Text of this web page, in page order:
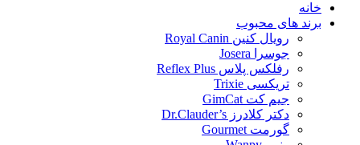
خانه
برند های محبوب
رویال کنین Royal Canin
جوسرا Josera
رفلکس پلاس Reflex Plus
تریکسی Trixie
جیم کت GimCat
دکتر کلادرز Dr.Clauder’s
گورمت Gourmet